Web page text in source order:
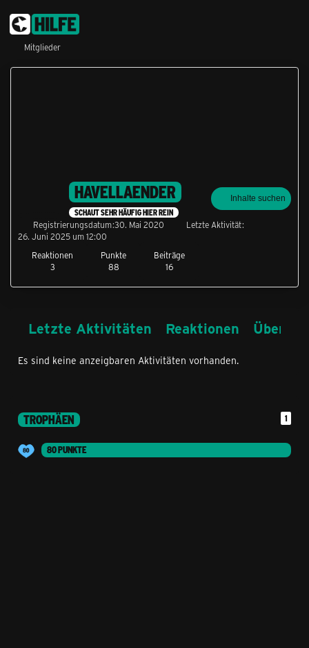
Mitglieder
HAVELLAENDER
SCHAUT SEHR HÄUFIG HIER REIN
Reaktionen
3
Punkte
88
Beiträge
16
Inhalte suchen
Registrierungsdatum 30. Mai 2020
Letzte Aktivität
26. Juni 2025 um 12:00
Letzte Aktivitäten Reaktionen Über
Es sind keine anzeigbaren Aktivitäten vorhanden.
TROPHÄEN 1
80 PUNKTE